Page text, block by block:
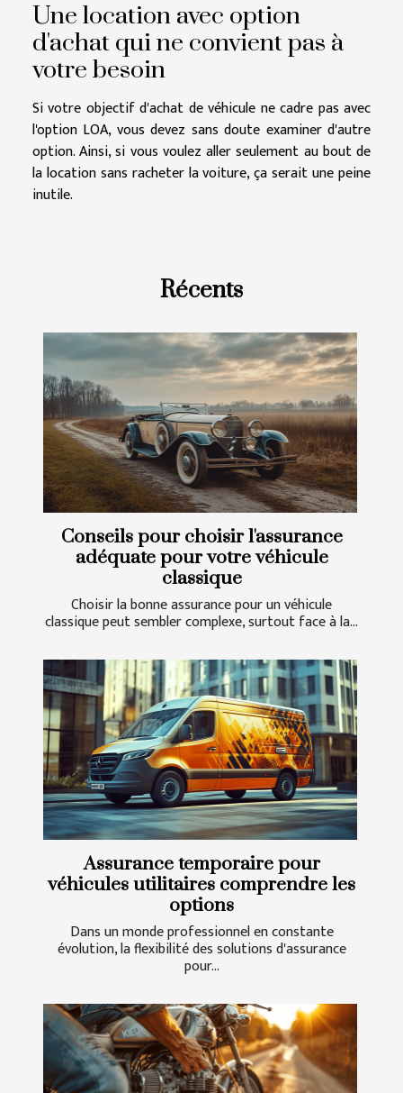
Une location avec option
d'achat qui ne convient pas à
votre besoin
Si votre objectif d'achat de véhicule ne cadre pas avec
l'option LOA, vous devez sans doute examiner d'autre
option. Ainsi, si vous voulez aller seulement au bout de
la location sans racheter la voiture, ça serait une peine
inutile.
Récents
Conseils pour choisir l'assurance
adéquate pour votre véhicule
classique
Choisir la bonne assurance pour un véhicule
classique peut sembler complexe, surtout face à la...
Assurance temporaire pour
véhicules utilitaires comprendre les
options
Dans un monde professionnel en constante
évolution, la flexibilité des solutions d'assurance
pour...